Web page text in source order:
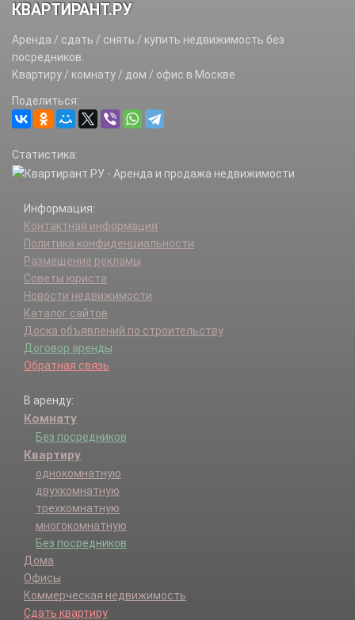
КВАРТИРАНТ.РУ
Аренда / сдать / снять / купить недвижимость без
посредников.
Квартиру / комнату / дом / офис в Москве
Поделиться:
Статистика:
Информация:
Контактная информация
Политика конфиденциальности
Размещение рекламы
Советы юриста
Новости недвижимости
Каталог сайтов
Доска объявлений по строительству
Договор аренды
Обратная связь
В аренду:
Комнату
Без посредников
Квартиру
однокомнатную
двухкомнатную
трехкомнатную
многокомнатную
Без посредников
Дома
Офисы
Коммерческая недвижимость
Сдать квартиру